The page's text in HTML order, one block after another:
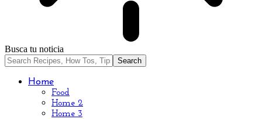
Busca tu noticia
Home
Food
Home 2
Home 3